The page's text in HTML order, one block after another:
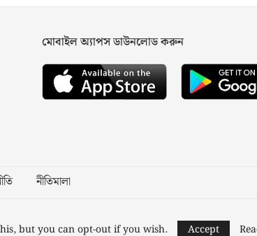
মোবাইল অ্যাপস ডাউনলোড করুন
নীতিমালা
Designed and Developed by
but you can opt-out if you wish. Accept